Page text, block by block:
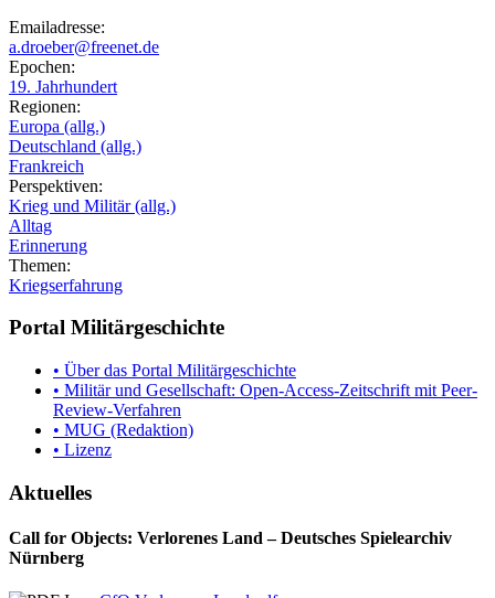
Emailadresse:
a.droeber@freenet.de
Epochen:
19. Jahrhundert
Regionen:
Europa (allg.)
Deutschland (allg.)
Frankreich
Perspektiven:
Krieg und Militär (allg.)
Alltag
Erinnerung
Themen:
Kriegserfahrung
Portal Militärgeschichte
• Über das Portal Militärgeschichte
• Militär und Gesellschaft: Open-Access-Zeitschrift mit Peer-
Review-Verfahren
• MUG (Redaktion)
• Lizenz
Aktuelles
Call for Objects: Verlorenes Land – Deutsches Spielearchiv
Nürnberg